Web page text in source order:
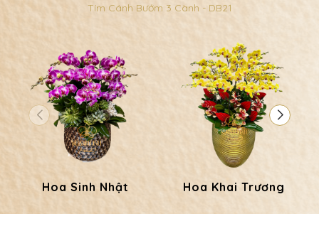
Tím Cánh Bướm 3 Cành - DB21
Hoa Sinh Nhật Hoa Khai Trương